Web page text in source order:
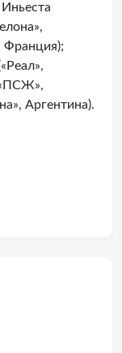
Франция);
Аргентина).